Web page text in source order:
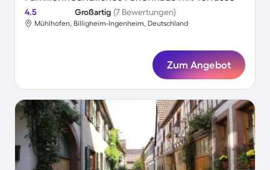
4.5 Großartig (7 Bewertungen)
Mühlhofen, Billigheim-Ingenheim, Deutschland
Zum Angebot